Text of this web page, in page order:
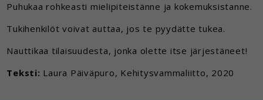
Puhukaa rohkeasti mielipiteistänne ja kokemuksistanne.
Tukihenkilöt voivat auttaa, jos te pyydätte tukea.
Nauttikaa tilaisuudesta, jonka olette itse järjestäneet!
Teksti: Laura Päiväpuro, Kehitysvammaliitto, 2020